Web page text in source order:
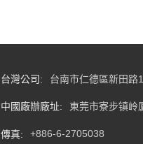
台灣公司: 台南市仁德區新田路
中國廠辦廠址: 東莞市寮步镇岭
傳真: +886-6-2705038